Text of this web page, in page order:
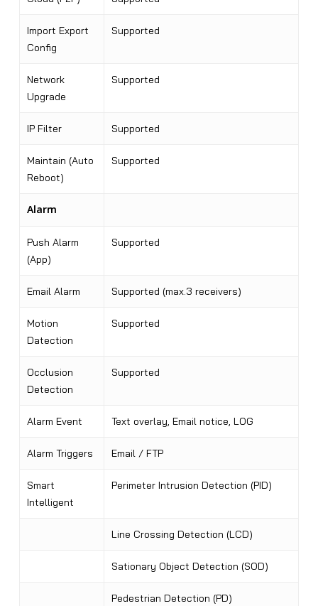
Import Export
Config
Supported
Network
Upgrade
Supported
IP Filter Supported
Maintain (Auto
Reboot)
Supported
Alarm
Push Alarm
(App)
Supported
Email Alarm Supported (max.3 receivers)
Motion
Datection
Supported
Occlusion
Detection
Supported
Alarm Event Text overlay, Email notice, LOG
Alarm Triggers Email / FTP
Smart
Intelligent
Perimeter Intrusion Detection (PID)
Line Crossing Detection (LCD)
Sationary Object Detection (SOD)
Pedestrian Detection (PD)